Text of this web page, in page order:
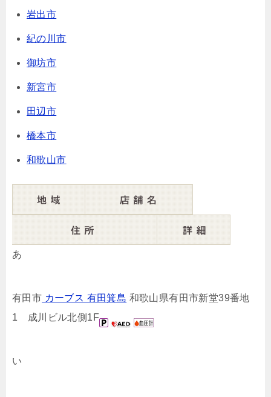
岩出市
紀の川市
御坊市
新宮市
田辺市
橋本市
和歌山市
あ
有田市 カーブス 有田箕島 和歌山県有田市新堂39番地
1 成川ビル北側1F
い